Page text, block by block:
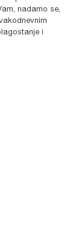
nadamo se,
i